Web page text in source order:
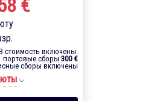
€
стоимость включены:
портовые сборы 300 €
сборы включены